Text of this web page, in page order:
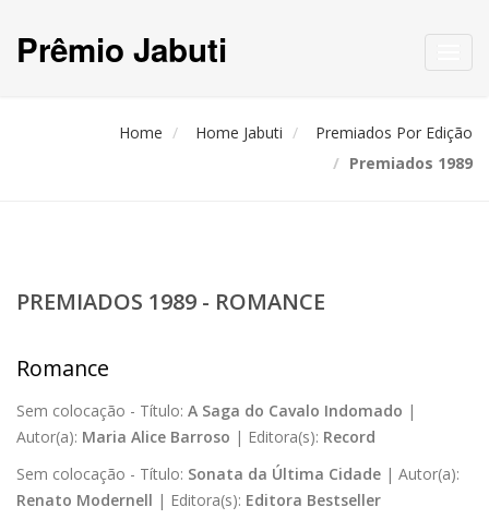
Prêmio Jabuti
Home Home Jabuti
Premiados Por Edição
Premiados 1989
PREMIADOS 1989 - ROMANCE
Romance
Sem colocação - Título: A Saga do Cavalo Indomado |
Autor(a): Maria Alice Barroso | Editora(s): Record
Sem colocação - Título: Sonata da Última Cidade | Autor(a):
Renato Modernell | Editora(s): Editora Bestseller